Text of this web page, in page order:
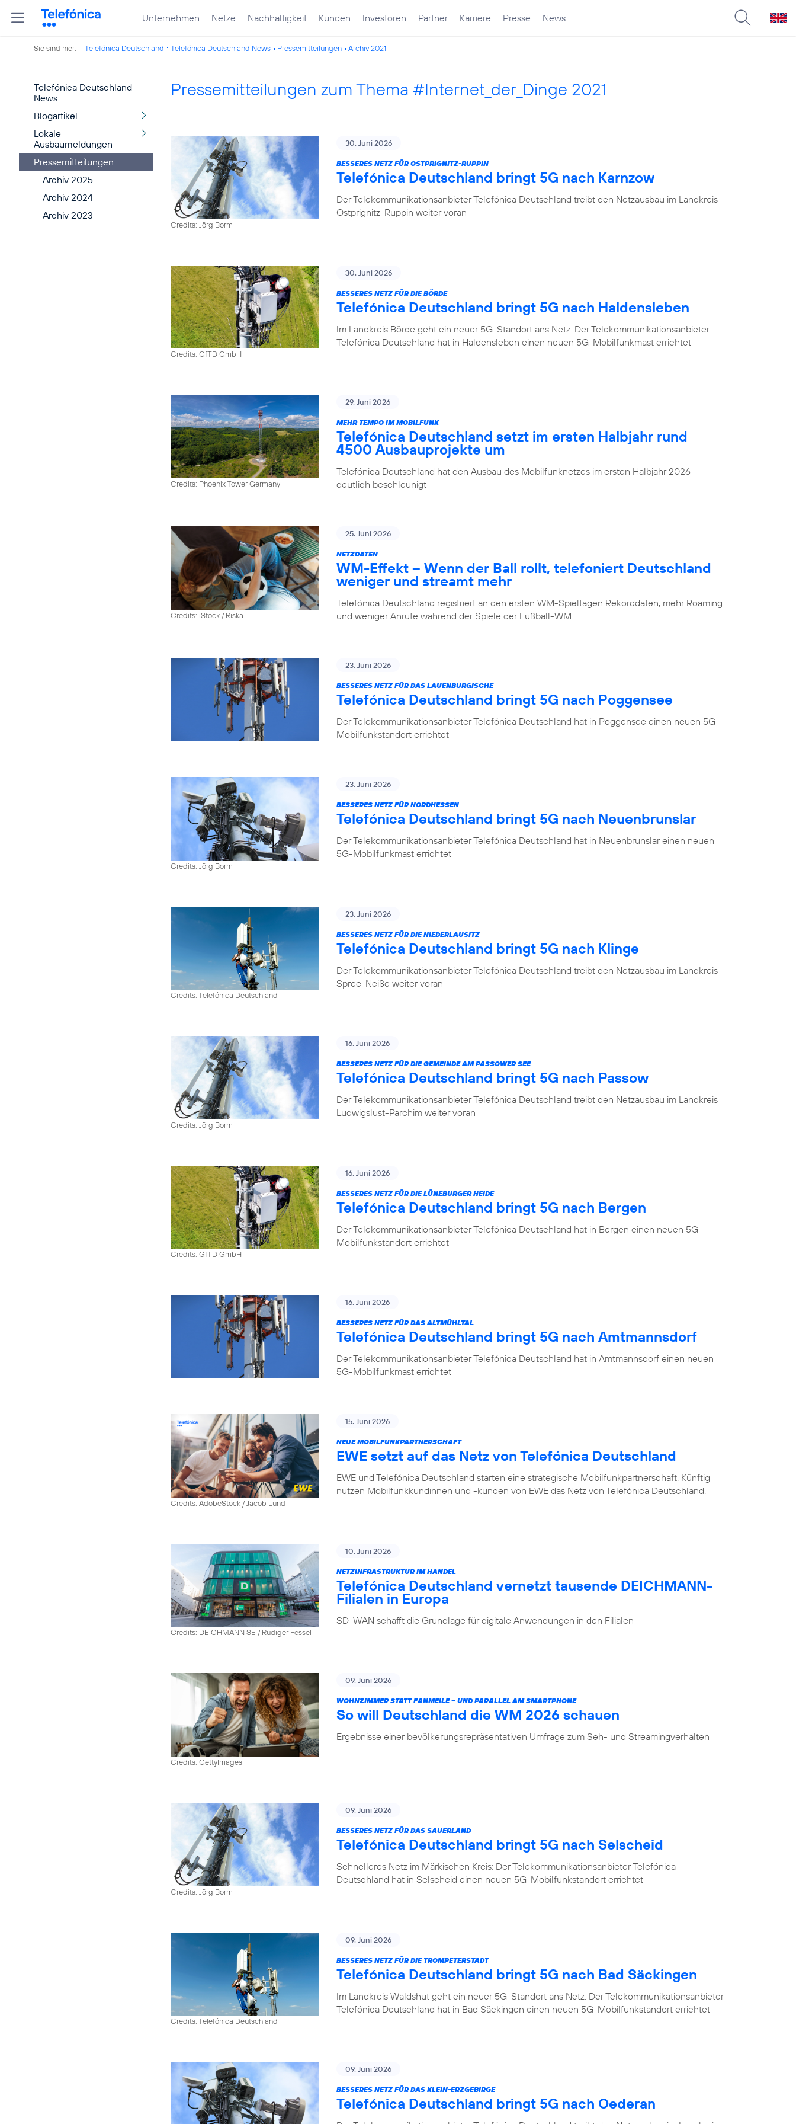
Unternehmen Netze Nachhaltigkeit Kunden Investoren Partner Karriere Presse News
Sie sind hier: Telefónica Deutschland Telefónica Deutschland News Pressemitteilungen Archiv 2021
Telefónica Deutschland
News
Blogartikel
Lokale
Ausbaumeldungen
Pressemitteilungen
Archiv 2025
Archiv 2024
Archiv 2023
Pressemitteilungen zum Thema #Internet_der_Dinge 2021
Credits: Jörg Borm
30. Juni 2026
BESSERES NETZ FÜR OSTPRIGNITZ-RUPPIN
Telefónica Deutschland bringt 5G nach Karnzow
Der Telekommunikationsanbieter Telefónica Deutschland treibt den Netzausbau im Landkreis
Ostprignitz-Ruppin weiter voran
Credits: GfTD GmbH
30. Juni 2026
BESSERES NETZ FÜR DIE BÖRDE
Telefónica Deutschland bringt 5G nach Haldensleben
Im Landkreis Börde geht ein neuer 5G-Standort ans Netz: Der Telekommunikationsanbieter
Telefónica Deutschland hat in Haldensleben einen neuen 5G-Mobilfunkmast errichtet
Credits: Phoenix Tower Germany
29. Juni 2026
MEHR TEMPO IM MOBILFUNK
Telefónica Deutschland setzt im ersten Halbjahr rund
4500 Ausbauprojekte um
Telefónica Deutschland hat den Ausbau des Mobilfunknetzes im ersten Halbjahr 2026
deutlich beschleunigt
Credits: iStock / Riska
25. Juni 2026
NETZDATEN
WM-Effekt – Wenn der Ball rollt, telefoniert Deutschland
weniger und streamt mehr
Telefónica Deutschland registriert an den ersten WM-Spieltagen Rekorddaten, mehr Roaming
und weniger Anrufe während der Spiele der Fußball-WM
23. Juni 2026
BESSERES NETZ FÜR DAS LAUENBURGISCHE
Telefónica Deutschland bringt 5G nach Poggensee
Der Telekommunikationsanbieter Telefónica Deutschland hat in Poggensee einen neuen 5G-
Mobilfunkstandort errichtet
Credits: Jörg Borm
23. Juni 2026
BESSERES NETZ FÜR NORDHESSEN
Telefónica Deutschland bringt 5G nach Neuenbrunslar
Der Telekommunikationsanbieter Telefónica Deutschland hat in Neuenbrunslar einen neuen
5G-Mobilfunkmast errichtet
Credits: Telefónica Deutschland
23. Juni 2026
BESSERES NETZ FÜR DIE NIEDERLAUSITZ
Telefónica Deutschland bringt 5G nach Klinge
Der Telekommunikationsanbieter Telefónica Deutschland treibt den Netzausbau im Landkreis
Spree-Neiße weiter voran
Credits: Jörg Borm
16. Juni 2026
BESSERES NETZ FÜR DIE GEMEINDE AM PASSOWER SEE
Telefónica Deutschland bringt 5G nach Passow
Der Telekommunikationsanbieter Telefónica Deutschland treibt den Netzausbau im Landkreis
Ludwigslust-Parchim weiter voran
Credits: GfTD GmbH
16. Juni 2026
BESSERES NETZ FÜR DIE LÜNEBURGER HEIDE
Telefónica Deutschland bringt 5G nach Bergen
Der Telekommunikationsanbieter Telefónica Deutschland hat in Bergen einen neuen 5G-
Mobilfunkstandort errichtet
16. Juni 2026
BESSERES NETZ FÜR DAS ALTMÜHLTAL
Telefónica Deutschland bringt 5G nach Amtmannsdorf
Der Telekommunikationsanbieter Telefónica Deutschland hat in Amtmannsdorf einen neuen
5G-Mobilfunkmast errichtet
Credits: AdobeStock / Jacob Lund
15. Juni 2026
NEUE MOBILFUNKPARTNERSCHAFT
EWE setzt auf das Netz von Telefónica Deutschland
EWE und Telefónica Deutschland starten eine strategische Mobilfunkpartnerschaft. Künftig
nutzen Mobilfunkkundinnen und -kunden von EWE das Netz von Telefónica Deutschland.
Credits: DEICHMANN SE / Rüdiger Fessel
10. Juni 2026
NETZINFRASTRUKTUR IM HANDEL
Telefónica Deutschland vernetzt tausende DEICHMANN-
Filialen in Europa
SD-WAN schafft die Grundlage für digitale Anwendungen in den Filialen
Credits: GettyImages
09. Juni 2026
WOHNZIMMER STATT FANMEILE – UND PARALLEL AM SMARTPHONE
So will Deutschland die WM 2026 schauen
Ergebnisse einer bevölkerungsrepräsentativen Umfrage zum Seh- und Streamingverhalten
Credits: Jörg Borm
09. Juni 2026
BESSERES NETZ FÜR DAS SAUERLAND
Telefónica Deutschland bringt 5G nach Selscheid
Schnelleres Netz im Märkischen Kreis: Der Telekommunikationsanbieter Telefónica
Deutschland hat in Selscheid einen neuen 5G-Mobilfunkstandort errichtet
Credits: Telefónica Deutschland
09. Juni 2026
BESSERES NETZ FÜR DIE TROMPETERSTADT
Telefónica Deutschland bringt 5G nach Bad Säckingen
Im Landkreis Waldshut geht ein neuer 5G-Standort ans Netz: Der Telekommunikationsanbieter
Telefónica Deutschland hat in Bad Säckingen einen neuen 5G-Mobilfunkstandort errichtet
09. Juni 2026
BESSERES NETZ FÜR DAS KLEIN-ERZGEBIRGE
Telefónica Deutschland bringt 5G nach Oederan